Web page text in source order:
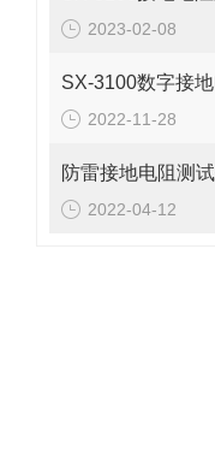
2023-02-08
2022-11-28
2022-04-12